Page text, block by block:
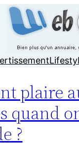
plaire
quand
?